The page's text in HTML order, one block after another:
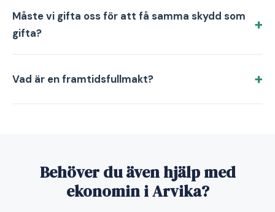
Måste vi gifta oss för att få samma skydd som
gifta?
Vad är en framtidsfullmakt?
Behöver du även hjälp med
ekonomin i Arvika?